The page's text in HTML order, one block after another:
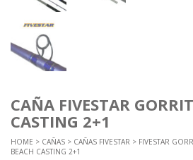
CAÑA FIVESTAR
CASTING 2+1
HOME > CAÑAS > CAÑAS FIVESTAR > FIVESTAR
BEACH CASTING 2+1